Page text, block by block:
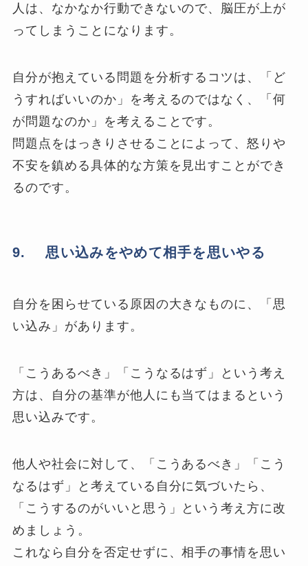
人は、なかなか行動できないので、脳圧が上が
ってしまうことになります。
自分が抱えている問題を分析するコツは、「ど
うすればいいのか」を考えるのではなく、「何
が問題なのか」を考えることです。
問題点をはっきりさせることによって、怒りや
不安を鎮める具体的な方策を見出すことができ
るのです。
9. 思い込みをやめて相手を思いやる
自分を困らせている原因の大きなものに、「思
い込み」があります。
「こうあるべき」「こうなるはず」という考え
方は、自分の基準が他人にも当てはまるという
思い込みです。
他人や社会に対して、「こうあるべき」「こう
なるはず」と考えている自分に気づいたら、
「こうするのがいいと思う」という考え方に改
めましょう。
これなら自分を否定せずに、相手の事情を思い